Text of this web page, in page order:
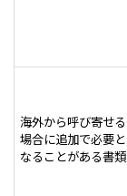
海外から呼び寄せる
場合に追加で必要と
なることがある書類